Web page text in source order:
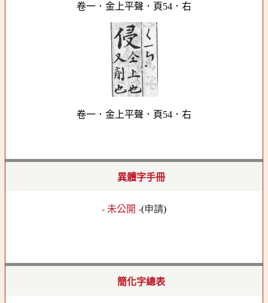
卷一．金上平聲．頁54．右
卷一．金上平聲．頁54．右
異體字手冊
- 未公開 -(申請)
簡化字總表